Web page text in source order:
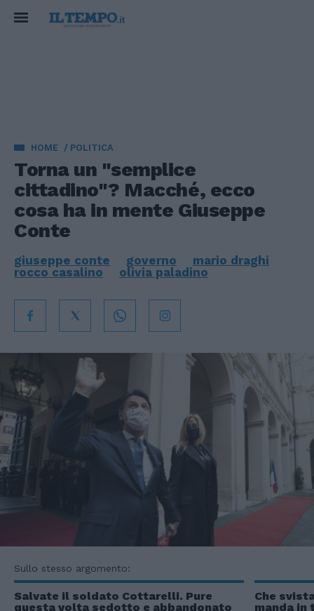
HOME POLITICA
Torna un "semplice
cittadino"? Macché, ecco
cosa ha in mente Giuseppe
Conte
giuseppe conte governo
mario draghi
rocco casalino
olivia paladino
Sullo stesso argomento:
Salvate il soldato Cottarelli. Pure
questa volta sedotto e abbandonato
Che
manda in